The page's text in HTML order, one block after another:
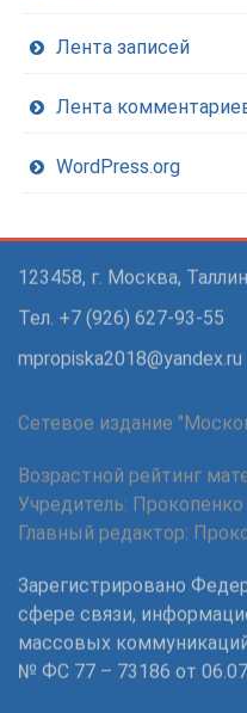
Лента записей
Лента
WordPress.org
123458, г. Москва,
Тел. +7 (926) 627-93-55
mpropiska2018@yandex.ru
Сетевое издание
Возрастной рейтинг
Учредитель:
Главный редактор:
Зарегистрировано
сфере связи,
массовых
№ ФС 77 – 73186 от